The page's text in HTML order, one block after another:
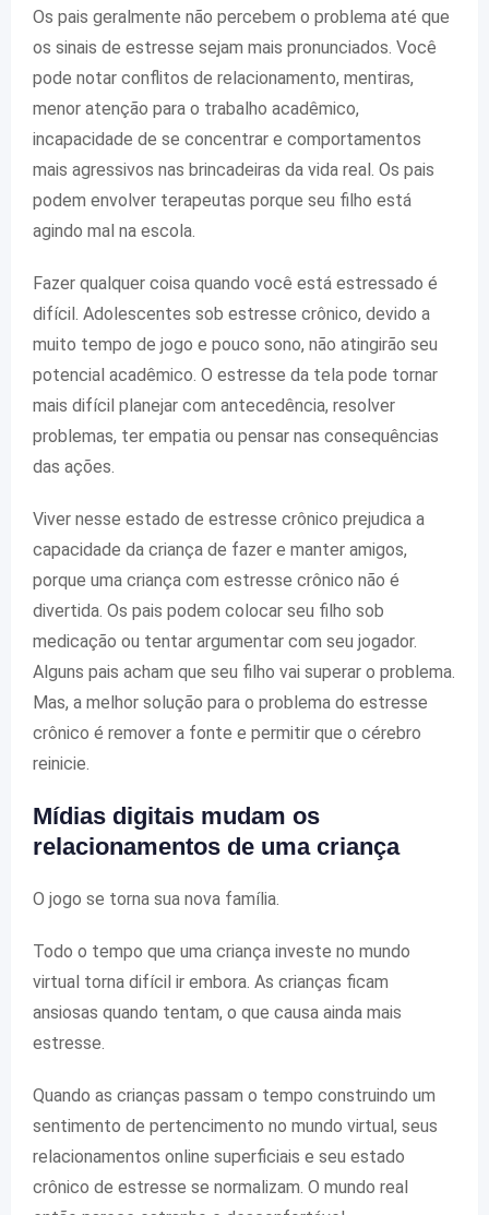
Os pais geralmente não percebem o problema até que
os sinais de estresse sejam mais pronunciados. Você
pode notar conflitos de relacionamento, mentiras,
menor atenção para o trabalho acadêmico,
incapacidade de se concentrar e comportamentos
mais agressivos nas brincadeiras da vida real. Os pais
podem envolver terapeutas porque seu filho está
agindo mal na escola.
Fazer qualquer coisa quando você está estressado é
difícil. Adolescentes sob estresse crônico, devido a
muito tempo de jogo e pouco sono, não atingirão seu
potencial acadêmico. O estresse da tela pode tornar
mais difícil planejar com antecedência, resolver
problemas, ter empatia ou pensar nas consequências
das ações.
Viver nesse estado de estresse crônico prejudica a
capacidade da criança de fazer e manter amigos,
porque uma criança com estresse crônico não é
divertida. Os pais podem colocar seu filho sob
medicação ou tentar argumentar com seu jogador.
Alguns pais acham que seu filho vai superar o problema.
Mas, a melhor solução para o problema do estresse
crônico é remover a fonte e permitir que o cérebro
reinicie.
Mídias digitais mudam os
relacionamentos de uma criança
O jogo se torna sua nova família.
Todo o tempo que uma criança investe no mundo
virtual torna difícil ir embora. As crianças ficam
ansiosas quando tentam, o que causa ainda mais
estresse.
Quando as crianças passam o tempo construindo um
sentimento de pertencimento no mundo virtual, seus
relacionamentos online superficiais e seu estado
crônico de estresse se normalizam. O mundo real